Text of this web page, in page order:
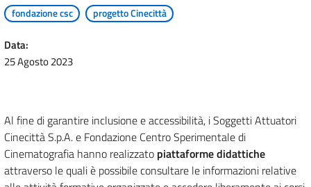
fondazione csc progetto Cinecittà
Data:
25 Agosto 2023
Al fine di garantire inclusione e accessibilità, i Soggetti Attuatori
Cinecittà S.p.A. e Fondazione Centro Sperimentale di
Cinematografia hanno realizzato piattaforme didattiche
attraverso le quali è possibile consultare le informazioni relative